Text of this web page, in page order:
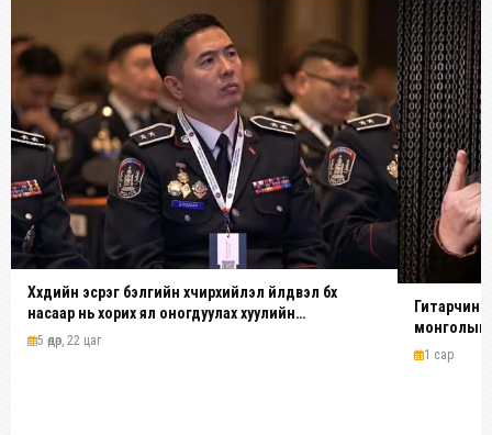
Хүүхдийн эсрэг бэлгийн хүчирхийлэл үйлдвэл бүх
насаар нь хорих ял оногдуулах хуулийн
зохицуулалттай
5 өдөр, 22 цаг
Гитарчин
монголын
1 сар